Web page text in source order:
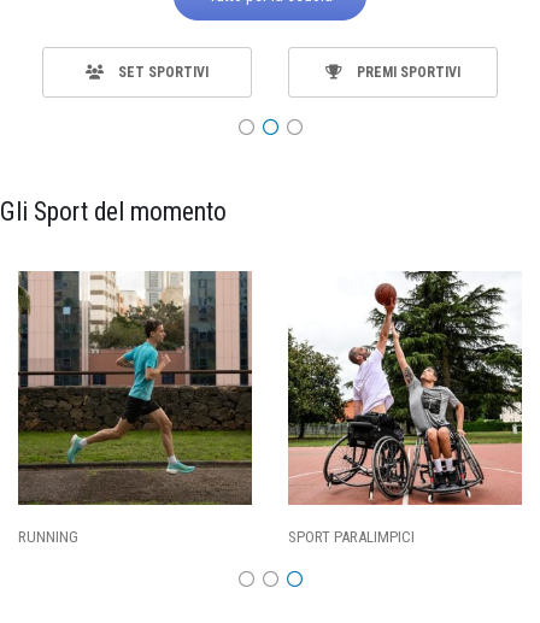
SET SPORTIVI PREMI SPORTIVI
Gli Sport del momento
SPORT PARALIMPICI